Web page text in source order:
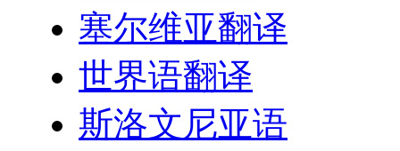
塞尔维亚翻译
世界语翻译
斯洛文尼亚语